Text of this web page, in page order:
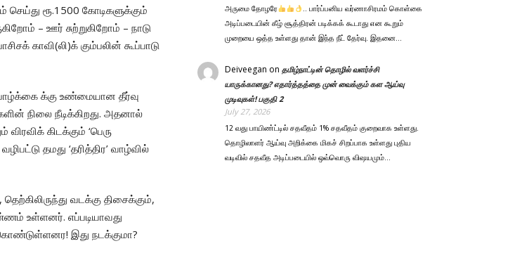
செய்து ரூ.1500 கோடிகளுக்கும்
– ஊர் சுற்றுகிறோம் – நாடு
காவி(லி)க் கும்பலின் கூப்பாடு
க்கு உண்மையான தீர்வு
நிலை நீடிக்கிறது. அதனால்
கிடக்கும் ‘பெரு
தமது ‘தரித்திர’ வாழ்வில்
வடக்கு திசைக்கும்,
உள்ளனர். எப்படியாவது
இது நடக்குமா?
அருமை தோழரே
.. பார்ப்பனிய வர்ணாசிரமம் கொள்கை
அடிப்படையின் கீழ் சூத்திரன் படிக்கக் கூடாது என கூறும்
முறையை ஒத்த உள்ளது தான் இந்த நீட் தேர்வு. இதனை…
Deiveegan on தமிழ்நாட்டின் தொழில் வளர்ச்சி
யாருக்கானது? எதார்த்தத்தை முன் வைக்கும் கள ஆய்வு
முடிவுகள்! பகுதி 2
July 27, 2026
12 வது பாயிண்ட்டில் சதவீதம் 1% சதவீதம் குறைவாக உள்ளது.
தொழிலாளர் ஆய்வு அறிக்கை மிகச் சிறப்பாக உள்ளது புதிய
வடிவில் சதவீத அடிப்படையில் ஒவ்வொரு விஷயமும்…